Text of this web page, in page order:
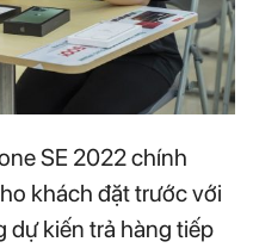
SE 2022 chính
khách đặt trước với
dự kiến trả hàng tiếp